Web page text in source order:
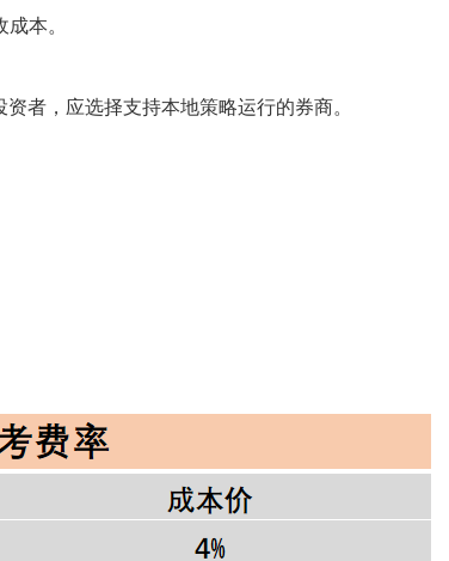
本。
者，应选择支持本地策略运行的券商。